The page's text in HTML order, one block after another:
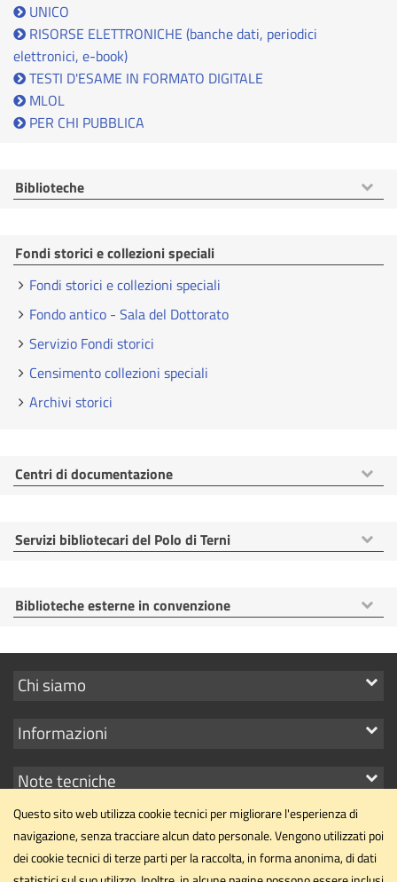
UNICO
RISORSE ELETTRONICHE (banche dati, periodici
elettronici, e-book)
TESTI D'ESAME IN FORMATO DIGITALE
MLOL
PER CHI PUBBLICA
Mostra
voci
Biblioteche
Fondi storici e collezioni speciali
Fondi storici e collezioni speciali
Fondo antico - Sala del Dottorato
Servizio Fondi storici
Censimento collezioni speciali
Archivi storici
Mostra
voci
Centri di documentazione
Mostra
voci
Servizi bibliotecari del Polo di Terni
Mostra
voci
Biblioteche esterne in convenzione
Mostra
link
Chi siamo
Mostra
link
Informazioni
Mostra
i
link
Note tecniche
Questo sito web utilizza cookie tecnici per migliorare l'esperienza di
navigazione, senza tracciare alcun dato personale. Vengono utilizzati poi
dei cookie tecnici di terze parti per la raccolta, in forma anonima, di dati